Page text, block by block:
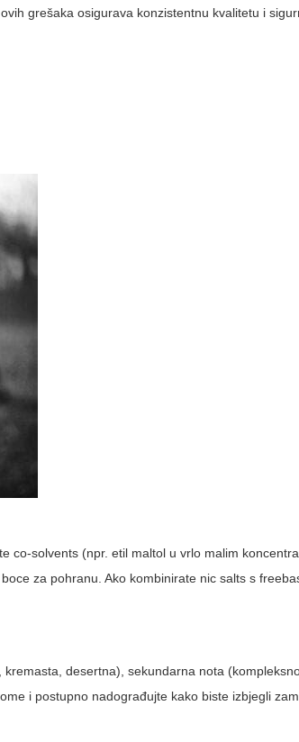
grešaka osigurava konzistentnu kvalitetu i
co-solvents (npr. etil maltol u vrlo malim
za pohranu. Ako kombinirate nic salts s
desertna), sekundarna nota
i postupno nadograđujte kako biste izbjegli